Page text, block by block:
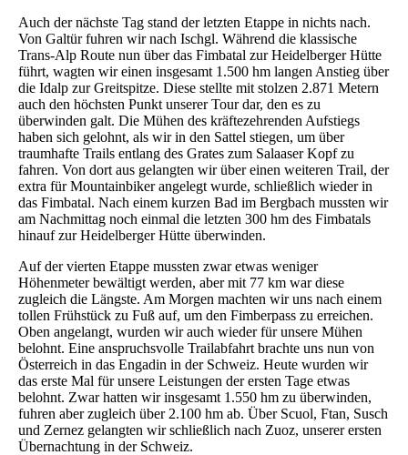
Auch der nächste Tag stand der letzten Etappe in nichts nach.
Von Galtür fuhren wir nach Ischgl. Während die klassische
Trans-Alp Route nun über das Fimbatal zur Heidelberger Hütte
führt, wagten wir einen insgesamt 1.500 hm langen Anstieg über
die Idalp zur Greitspitze. Diese stellte mit stolzen 2.871 Metern
auch den höchsten Punkt unserer Tour dar, den es zu
überwinden galt. Die Mühen des kräftezehrenden Aufstiegs
haben sich gelohnt, als wir in den Sattel stiegen, um über
traumhafte Trails entlang des Grates zum Salaaser Kopf zu
fahren. Von dort aus gelangten wir über einen weiteren Trail, der
extra für Mountainbiker angelegt wurde, schließlich wieder in
das Fimbatal. Nach einem kurzen Bad im Bergbach mussten wir
am Nachmittag noch einmal die letzten 300 hm des Fimbatals
hinauf zur Heidelberger Hütte überwinden.
Auf der vierten Etappe mussten zwar etwas weniger
Höhenmeter bewältigt werden, aber mit 77 km war diese
zugleich die Längste. Am Morgen machten wir uns nach einem
tollen Frühstück zu Fuß auf, um den Fimberpass zu erreichen.
Oben angelangt, wurden wir auch wieder für unsere Mühen
belohnt. Eine anspruchsvolle Trailabfahrt brachte uns nun von
Österreich in das Engadin in der Schweiz. Heute wurden wir
das erste Mal für unsere Leistungen der ersten Tage etwas
belohnt. Zwar hatten wir insgesamt 1.550 hm zu überwinden,
fuhren aber zugleich über 2.100 hm ab. Über Scuol, Ftan, Susch
und Zernez gelangten wir schließlich nach Zuoz, unserer ersten
Übernachtung in der Schweiz.